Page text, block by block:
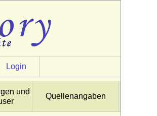
Login
und
Quellenangaben